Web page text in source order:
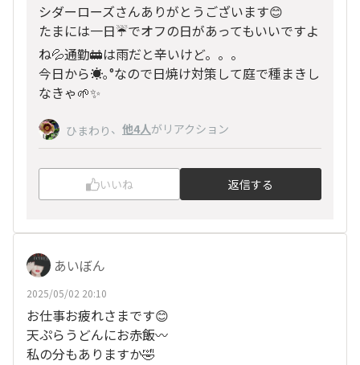
シダーローズさんありがとうございます😊
たまには一日☔️でオフの日があってもいいですよ
ね💦通勤🚋は雨だと辛いけど。。。
今日から☀️｡°なので日焼け対策して庭で種まきし
なきゃ🌱✨
ひまわり 、 他4人がリアクション
いいね 返信する
あいぼん
2025/05/02 20:10
お仕事お疲れさまです😊
天ぷらうどんにお赤飯〰️
私の分もありますか🤣